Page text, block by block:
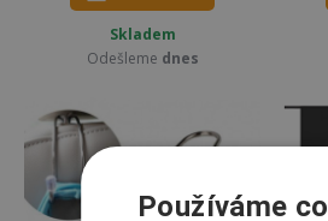
Skladem
Odešleme dnes
Používáme